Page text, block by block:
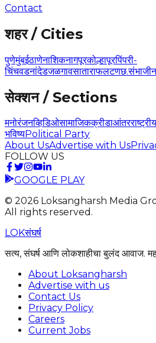
Contact
शहर / Cities
पुणेमुंबईठाणेनाशिकनागपूरकोल्हापूरपिंपरी-
चिंचवडनांदेडजळगावसाताराफलटण
सेक्शन / Sections
मनोरंजनव्हिडिओसामाजिकक्रीडाआंतरराष्ट्रीय
भविष्यPolitical Party
About UsAdvertise with Us
FOLLOW US
GOOGLE PLAY
© 2026 Loksangharsh Media
All rights reserved.
LOKसंघर्ष
सत्य, संघर्ष आणि लोकशाहीचा बुलंद आवाज.
About Loksangharsh
Advertise with us
Contact Us
Privacy Policy
Careers
Current Jobs